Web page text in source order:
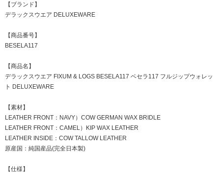
【ブランド】
デラックスウエア DELUXEWARE
【商品番号】
BESELA117
【商品名】
デラックスウエア FIXUM & LOGS BESELA117 ベセラ117 フルジップウォレッ
ト DELUXEWARE
【素材】
LEATHER FRONT：NAVY）COW GERMAN WAX BRIDLE
LEATHER FRONT：CAMEL）KIP WAX LEATHER
LEATHER INSIDE：COW TALLOW LEATHER
原産国：純国産品(完全日本製)
【仕様】